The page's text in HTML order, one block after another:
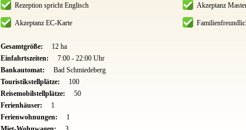
Rezeption spricht Englisch Akzeptanz
Akzeptanz EC-Karte
Gesamtgröße: 12 ha
Einfahrtszeiten:
7:00 - 22:00 Uhr
Bankautomat:
Bad Schmiedeberg
Touristikstellplätze:
100
Reisemobilstellplätze:
50
Ferienhäuser:
1
Ferienwohnungen:
1